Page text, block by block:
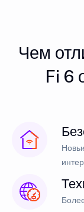
Чем
Fi 6